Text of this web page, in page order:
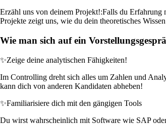
Erzähl uns von deinem Projekt!:Falls du Erfahrung
Projekte zeigt uns, wie du dein theoretisches
Wie man sich auf ein
✨Zeige deine analytischen Fähigkeiten!
Im Controlling dreht sich alles um Zahlen und
kann dich von anderen Kandidaten abheben!
✨Familiarisiere dich mit den gängigen Tools
Du wirst wahrscheinlich mit Software wie SAP